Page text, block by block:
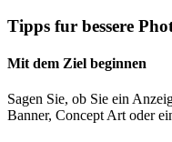
Tipps fur bessere
Mit dem Ziel beginnen
Sagen Sie, ob Sie ein
Banner, Concept Art oder